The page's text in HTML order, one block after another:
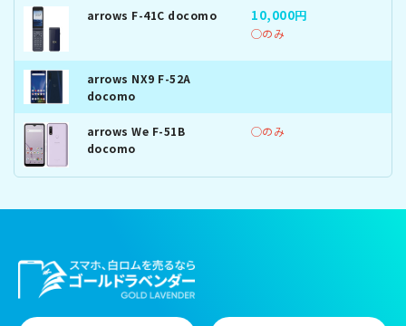
arrows F-41C docomo 10,000円
◯のみ
arrows NX9 F-52A
docomo
arrows We F-51B
docomo
◯のみ